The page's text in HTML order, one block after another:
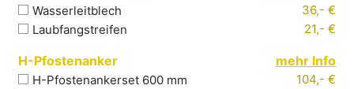
Wasserleitblech
36,- €
Laubfangstreifen
21,- €
H-Pfostenanker mehr Info
H-Pfostenankerset 600 mm
104,- €